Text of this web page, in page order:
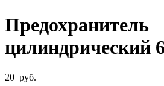
Предохранитель
цилиндрический
20 руб.